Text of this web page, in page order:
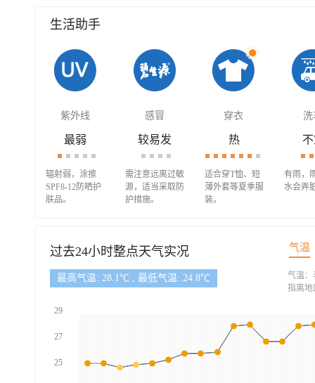
生活助手
紫外线 感冒 穿衣 洗
最弱
辐射弱，涂擦
SPF8-12防晒护
肤品。
较易发
需注意远离过敏
源，适当采取防
护措施。
热
适合穿T恤、短
薄外套等夏季服
装。
有雨，
水会弄
过去24小时整点天气实况 气温
最高气温: 28.1℃ , 最低气温: 24.8℃
29
27
25
气温：
指离地